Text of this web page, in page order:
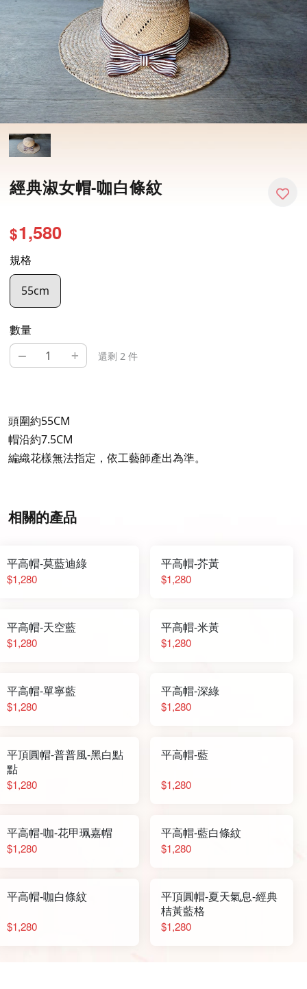
經典淑女帽-咖白條紋
$1,580
規格
55cm
數量
– + 還剩 2 件
頭圍約55CM
帽沿約7.5CM
編織花樣無法指定，依工藝師產出為準。
相關的產品
平高帽-莫藍迪綠
$1,280
平高帽-芥黃
$1,280
平高帽-天空藍
$1,280
平高帽-米黃
$1,280
平高帽-單寧藍
$1,280
平高帽-深綠
$1,280
平頂圓帽-普普風-黑白點
點
$1,280
平高帽-藍
$1,280
平高帽-咖-花甲珮嘉帽
$1,280
平高帽-藍白條紋
$1,280
平高帽-咖白條紋
$1,280
平頂圓帽-夏天氣息-經典
桔黃藍格
$1,280